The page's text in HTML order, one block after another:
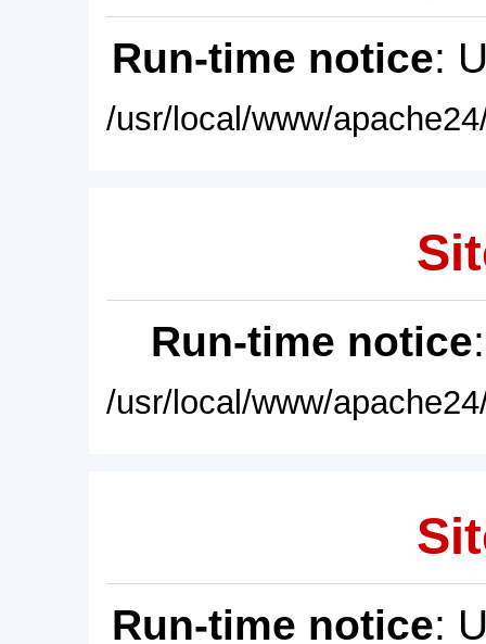
Run-time notice:
/usr/local/www/
Run-time notice
/usr/local/www/
Run-time notice: